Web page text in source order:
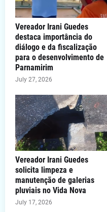
Vereador Irani Guedes
destaca importância do
diálogo e da fiscalização
para o desenvolvimento de
Parnamirim
July 27, 2026
Vereador Irani Guedes
solicita limpeza e
manutenção de galerias
pluviais no Vida Nova
July 17, 2026